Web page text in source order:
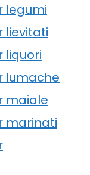
legumi
lievitati
liquori
lumache
maiale
marinati